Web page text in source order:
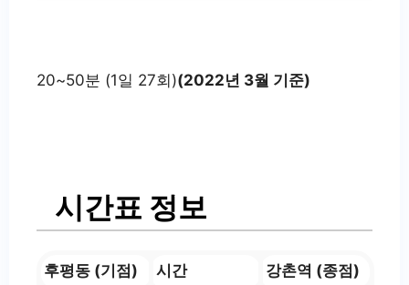
20~50분 (1일 27회)(2022년 3월 기준)
시간표 정보
후평동 (기점) 시간
강촌역 (종점)